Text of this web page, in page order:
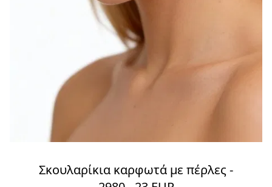
Σκουλαρίκια καρφωτά με πέρλες -